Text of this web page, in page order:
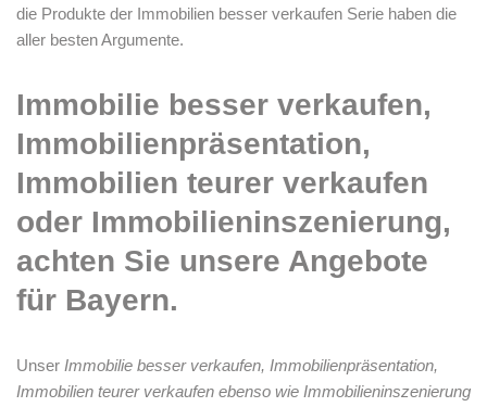
die Produkte der Immobilien besser verkaufen Serie haben die
aller besten Argumente.
Immobilie besser verkaufen,
Immobilienpräsentation,
Immobilien teurer verkaufen
oder Immobilieninszenierung,
achten Sie unsere Angebote
für Bayern.
Unser Immobilie besser verkaufen, Immobilienpräsentation,
Immobilien teurer verkaufen ebenso wie Immobilieninszenierung